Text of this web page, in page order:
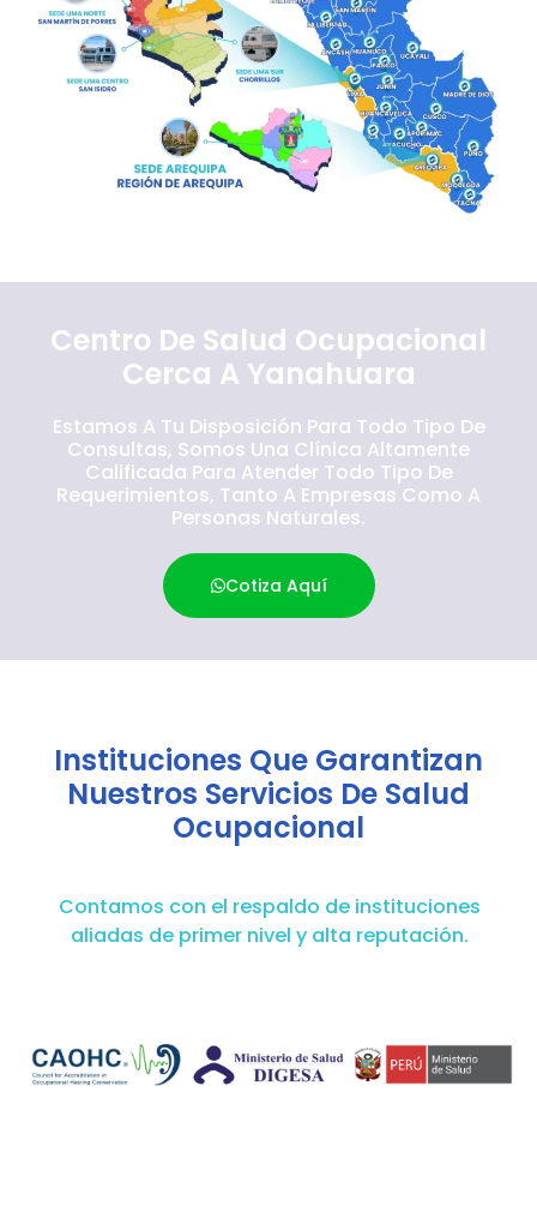
Centro De Salud Ocupacional
Cerca A Yanahuara
Estamos A Tu Disposición Para Todo Tipo De
Consultas, Somos Una Clínica Altamente
Calificada Para Atender Todo Tipo De
Requerimientos, Tanto A Empresas Como A
Personas Naturales.
Cotiza Aquí
Instituciones Que Garantizan
Nuestros Servicios De Salud
Ocupacional
Contamos con el respaldo de instituciones
aliadas de primer nivel y alta reputación.